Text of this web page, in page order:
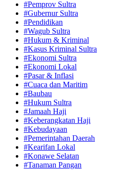
#Pemprov Sultra
#Gubernur Sultra
#Pendidikan
#Wagub Sultra
#Hukum & Kriminal
#Kasus Kriminal Sultra
#Ekonomi Sultra
#Ekonomi Lokal
#Pasar & Inflasi
#Cuaca dan Maritim
#Baubau
#Hukum Sultra
#Jamaah Haji
#Keberangkatan Haji
#Kebudayaan
#Pemerintahan Daerah
#Kearifan Lokal
#Konawe Selatan
#Tanaman Pangan